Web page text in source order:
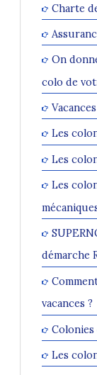
Charte
On
colo de
Les
Les
Les
démarche
vacances ?
Colonies
Les